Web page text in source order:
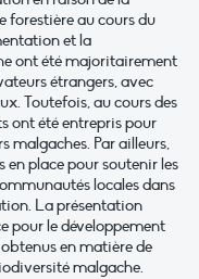
forestière au cours du
et la
ont été majoritairement
étrangers, avec
Toutefois, au cours des
ont été entrepris pour
malgaches. Par ailleurs,
place pour soutenir les
locales dans
La présentation
pour le développement
en matière de
malgache.